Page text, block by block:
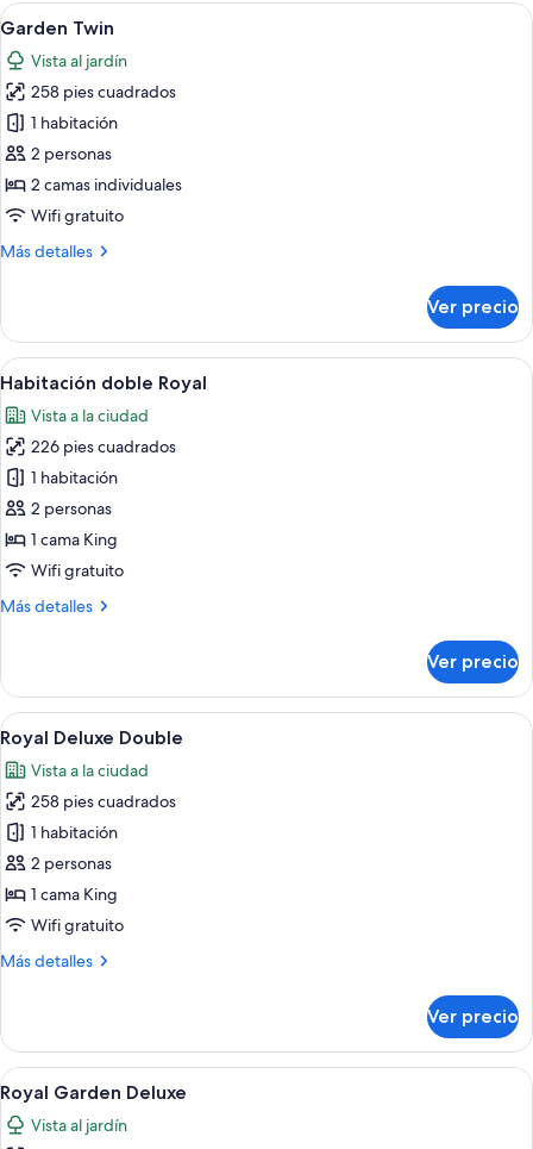
Abrir
todas
las
fotos
de
Garden
Twin
Habitación de hotel con dos camas,
5
Garden Twin
Vista al jardín
258 pies cuadrados
1 habitación
2 personas
2 camas individuales
Wifi gratuito
Más detalles
Más
Twin
Ver precio
Abrir
todas
las
fotos
de
Habitación
doble
Royal
Una habitación de hotel moderna
5
Habitación doble Royal
Vista a la ciudad
226 pies cuadrados
1 habitación
2 personas
1 cama King
Wifi gratuito
Más detalles
Más
doble
Royal
Ver precio
Abrir
todas
las
fotos
de
Royal
Deluxe
Double
Habitación de hotel moderna con
5
Royal Deluxe Double
Vista a la ciudad
258 pies cuadrados
1 habitación
2 personas
1 cama King
Wifi gratuito
Más detalles
Más
Deluxe
Double
Ver precio
Abrir
todas
las
Una habitación de hotel con dos
5
Royal Garden Deluxe
Vista al jardín